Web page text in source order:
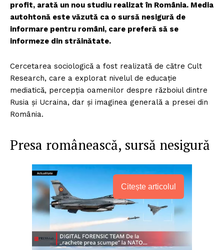
profit, arată un nou studiu realizat în România. Media
autohtonă este văzută ca o sursă nesigură de
informare pentru români, care preferă să se
informeze din străinătate.
Cercetarea sociologică a fost realizată de către Cult
Research, care a explorat nivelul de educație
mediatică, percepția oamenilor despre războiul dintre
Rusia și Ucraina, dar și imaginea generală a presei din
România.
Presa românească, sursă nesigură
Citește articolul